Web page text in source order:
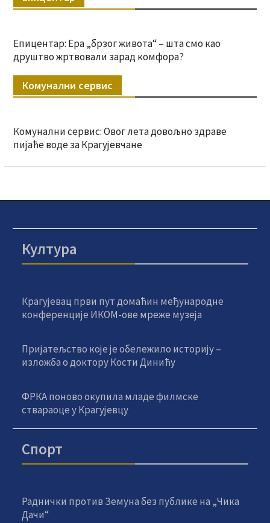
Епицентар: Ера „брзог живота“ – шта смо као
друштво жртвовали зарад комфора?
Комунални сервис
Комунални сервис: Овог лета довољно здраве
пијаће воде за Крагујевчане
Култура
Крагујевац први пут домаћин међународне
конференције ИКОМ-ове мреже музеја
Пријатељство које је обележило историју –
изложба о доктору Кости Динићу
ФРКА поново окупила младе филмске
ствараоце у Крагујевцу
Спорт
Раднички против Земуна без публике на „Чика
Дачи“